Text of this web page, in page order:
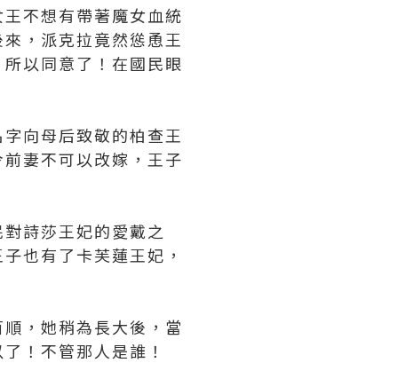
不想有帶著魔女血統
，派克拉竟然慫恿王
以同意了！在國民眼
向母后致敬的柏查王
妻不可以改嫁，王子
詩莎王妃的愛戴之
也有了卡芙蓮王妃，
，她稍為長大後，當
！不管那人是誰！